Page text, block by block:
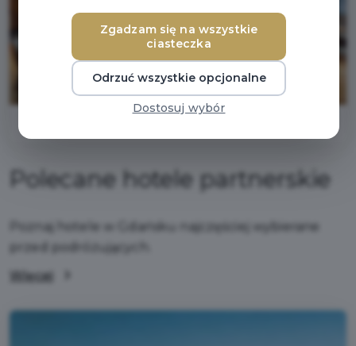
Polecane hotele partnerskie
Poznaj hotele w Gdańsku najczęściej wybierane
przed podróżujących.
Więcej
Zgadzam się na wszystkie
ciasteczka
Odrzuć wszystkie opcjonalne
Dostosuj wybór